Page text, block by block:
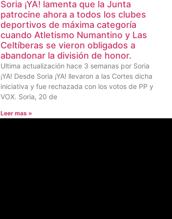
Soria ¡YA! lamenta que la Junta
patrocine ahora a todos los clubes
deportivos de máxima categoría
cuando Atletismo Numantino y Las
Celtíberas se vieron obligados a
abandonar la división de honor.
Ultima actualización hace 3 semanas por Soria
¡YA! Desde Soria ¡YA! llevaron a las Cortes dicha
iniciativa y fue rechazada con los votos de PP y
VOX. Soria, 20 de
Leer mas »